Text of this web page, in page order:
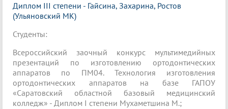
Диплом III степени - Гайсина, Захарина, Ростов
(Ульяновский МК)
Студенты:
Всероссийский заочный конкурс мультимедийных
презентаций по изготовлению ортодонтических
аппаратов по ПМ04. Технология изготовления
ортодонтических аппаратов на базе ГАПОУ
«Саратовский областной базовый медицинский
колледж» - Диплом I степени Мухаметшина М.;